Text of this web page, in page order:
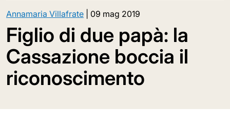
Annamaria Villafrate 09 mag 2019
Figlio di due papà: la
Cassazione boccia il
riconoscimento